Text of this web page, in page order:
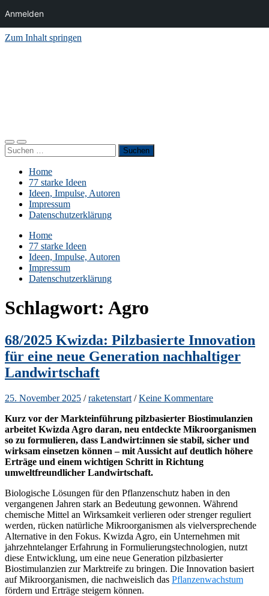
Anmelden
Zum Inhalt springen
Mobile-
Menü
Suchfeld
ein-/ausblenden
Suchen
nach:
Home
77 starke Ideen
Ideen, Impulse, Autoren
Impressum
Datenschutzerklärung
Home
77 starke Ideen
Ideen, Impulse, Autoren
Impressum
Datenschutzerklärung
Schlagwort: Agro
68/2025 Kwizda: Pilzbasierte Innovation
für eine neue Generation nachhaltiger
Landwirtschaft
25. November 2025 /raketenstart /Keine Kommentare
Kurz vor der Markteinführung pilzbasierter Biostimulanzien
arbeitet Kwizda Agro daran, neu entdeckte Mikroorganismen
so zu formulieren, dass Landwirt:innen sie stabil, sicher und
wirksam einsetzen können – mit Aussicht auf deutlich höhere
Erträge und einem wichtigen Schritt in Richtung
umweltfreundlicher Landwirtschaft.
Biologische Lösungen für den Pflanzenschutz haben in den
vergangenen Jahren stark an Bedeutung gewonnen. Während
chemische Mittel an Wirksamkeit verlieren oder strenger reguliert
werden, rücken natürliche Mikroorganismen als vielversprechende
Alternative in den Fokus. Kwizda Agro, ein Unternehmen mit
jahrzehntelanger Erfahrung in Formulierungstechnologien, nutzt
diese Entwicklung, um eine neue Generation pilzbasierter
Biostimulanzien zur Marktreife zu bringen. Die Innovation basiert
auf Mikroorganismen, die nachweislich das Pflanzenwachstum
fördern und Erträge steigern können.